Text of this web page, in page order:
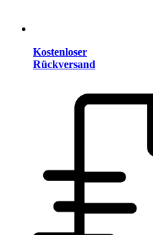
Kostenloser
Rückversand